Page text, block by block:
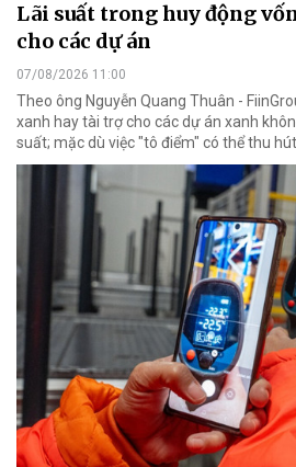
Lãi suất trong huy động
cho các dự án
07/08/2026 11:00
Theo ông Nguyễn Quang Thuân -
xanh hay tài trợ cho các dự án xanh
suất; mặc dù việc "tô điểm" có thể thu